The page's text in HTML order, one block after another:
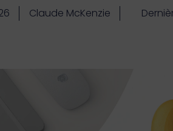
Claude McKenzie